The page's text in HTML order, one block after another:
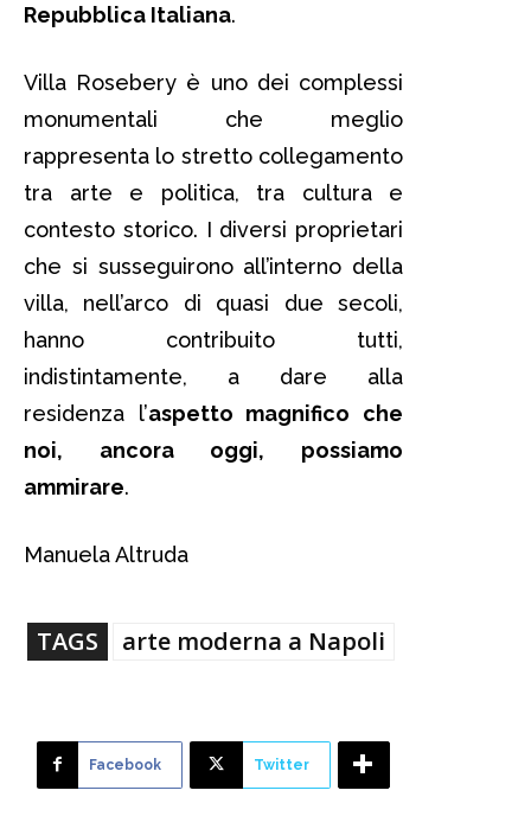
Repubblica Italiana.
Villa Rosebery è uno dei complessi
monumentali che meglio
rappresenta lo stretto collegamento
tra arte e politica, tra cultura e
contesto storico. I diversi proprietari
che si susseguirono all’interno della
villa, nell’arco di quasi due secoli,
hanno contribuito tutti,
indistintamente, a dare alla
residenza l’aspetto magnifico che
noi, ancora oggi, possiamo
ammirare.
Manuela Altruda
TAGS arte moderna a Napoli
Facebook Twitter